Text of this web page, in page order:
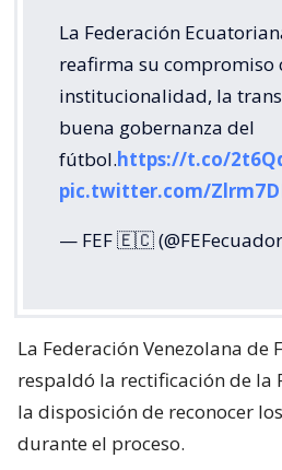
La Federación
reafirma su compromiso
institucionalidad, la
buena gobernanza del
fútbol.https://t.co/
pic.twitter.com/
— FEF 🇪🇨
La Federación Venezolana de
respaldó la rectificación de la
la disposición de reconocer
durante el proceso.